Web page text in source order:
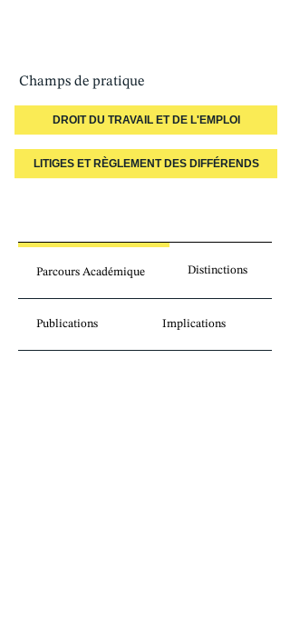
Champs de pratique
DROIT DU TRAVAIL ET DE L'EMPLOI
LITIGES ET RÈGLEMENT DES DIFFÉRENDS
Parcours Académique Distinctions
Publications Implications